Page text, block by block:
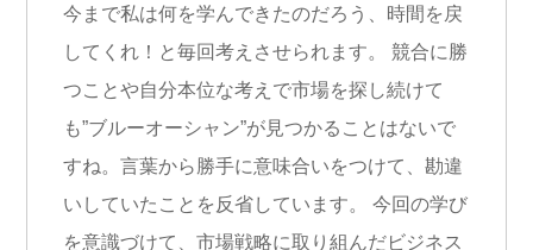
今まで私は何を学んできたのだろう、時間を戻
してくれ！と毎回考えさせられます。 競合に勝
つことや自分本位な考えで市場を探し続けて
も”ブルーオーシャン”が見つかることはないで
すね。言葉から勝手に意味合いをつけて、勘違
いしていたことを反省しています。 今回の学び
を意識づけて、市場戦略に取り組んだビジネス